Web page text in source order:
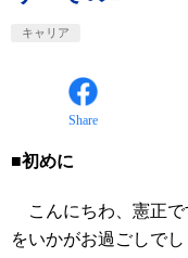
キャリア
Share
■初めに
こんにちわ、憲正で
をいかがお過ごしでし